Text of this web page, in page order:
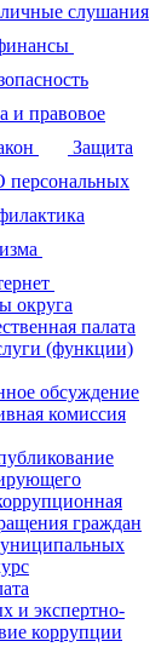
слушания
и правовое
Защита
персональных
округа
палата
(функции)
обсуждение
комиссия
граждан
и экспертно-
коррупции